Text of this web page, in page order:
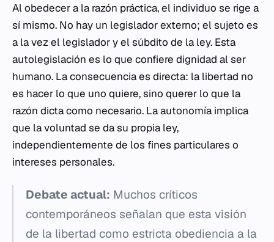
Al obedecer a la razón práctica, el individuo se rige a
sí mismo. No hay un legislador externo; el sujeto es
a la vez el legislador y el súbdito de la ley. Esta
autolegislación es lo que confiere dignidad al ser
humano. La consecuencia es directa: la libertad no
es hacer lo que uno quiere, sino querer lo que la
razón dicta como necesario. La autonomía implica
que la voluntad se da su propia ley,
independientemente de los fines particulares o
intereses personales.
Debate actual: Muchos críticos
contemporáneos señalan que esta visión
de la libertad como estricta obediencia a la